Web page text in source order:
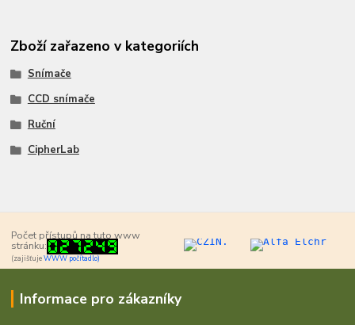
Zboží zařazeno v kategoriích
Snímače
CCD snímače
Ruční
CipherLab
Počet přístupů na tuto www
stránku:
(zajišťujeWWW počítadlo)
Informace pro zákazníky